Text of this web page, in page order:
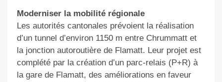
Moderniser la mobilité régionale
Les autorités cantonales prévoient la réalisation
d’un tunnel d’environ 1150 m entre Chrummatt et
la jonction autoroutière de Flamatt. Leur projet est
complété par la création d’un parc-relais (P+R) à
la gare de Flamatt, des améliorations en faveur